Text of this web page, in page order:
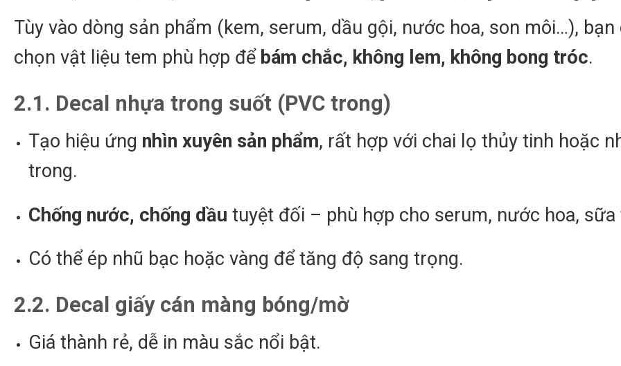
Tùy vào dòng sản phẩm (kem, serum, dầu gội, nước hoa, son môi…), bạn
chọn vật liệu tem phù hợp để bám chắc, không lem, không bong tróc.
2.1. Decal nhựa trong suốt (PVC trong)
Tạo hiệu ứng nhìn xuyên sản phẩm, rất hợp với chai lọ thủy tinh hoặc
trong.
Chống nước, chống dầu tuyệt đối – phù hợp cho serum, nước hoa,
Có thể ép nhũ bạc hoặc vàng để tăng độ sang trọng.
2.2. Decal giấy cán màng bóng/mờ
Giá thành rẻ, dễ in màu sắc nổi bật.